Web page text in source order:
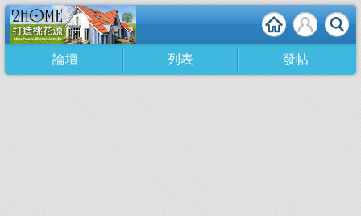
論壇 列表 發帖